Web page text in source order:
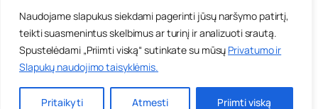
Naudojame slapukus siekdami pagerinti jūsų naršymo patirtį,
teikti suasmenintus skelbimus ar turinį ir analizuoti srautą.
Spustelėdami „Priimti viską“ sutinkate su mūsų Privatumo ir
Slapukų naudojimo taisyklėmis.
Pritaikyti Atmesti Priimti viską
LPF Krizių prevencijų centras 2007-2026 info©prevencija.lt
Atsakomybės ribojimasKONTAKTAI